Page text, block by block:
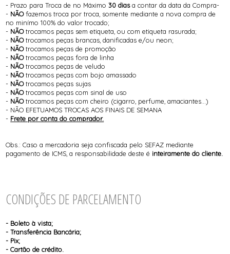
- Prazo para Troca de no Máximo30 diasa contar da data da Compra-
- NÃOfazemos troca por troca, somente mediante a nova compra de
no minímo 100% do valor trocado;
- NÃOtrocamos peças sem etiqueta, ou com etiqueta rasurada;
- NÃOtrocamos peças brancas, danificadas e/ou neon;
- NÃOtrocamos peças de promoção
- NÃOtrocamos peças fora de linha
- NÃOtrocamos peças de veludo
- NÃOtrocamos peças com bojo amassado
- NÃOtrocamos peças sujas
- NÃOtrocamos peças com sinal de uso
- NÃOtrocamos peças com cheiro (cigarro, perfume, amaciantes...)
- NÃO EFETUAMOS TROCAS AOS FINAIS DE SEMANA
- Frete por conta do comprador.
Obs.: Caso a mercadoria seja confiscada pelo SEFAZ mediante
pagamento de ICMS, a responsabilidade deste é inteiramente do cliente.
CONDIÇÕES DE PARCELAMENTO
- Boleto à vista;
- Transferência Bancária;
- Pix;
- Cartão de crédito.